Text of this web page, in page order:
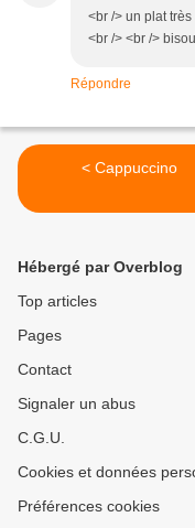
<br /> un plat
<br /> <br />
Répondre
< Cappuccino
Hébergé par Overblog
Top articles
Pages
Contact
Signaler un abus
C.G.U.
Cookies et données
Préférences cookies